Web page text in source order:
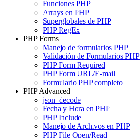
Funciones PHP
Arrays en PHP
Superglobales de PHP
PHP RegEx
PHP Forms
Manejo de formularios PHP
Validación de Formularios PHP
PHP Form Required
PHP Form URL/E-mail
Formulario PHP completo
PHP Advanced
json_decode
Fecha y Hora en PHP
PHP Include
Manejo de Archivos en PHP
PHP File Open/Read